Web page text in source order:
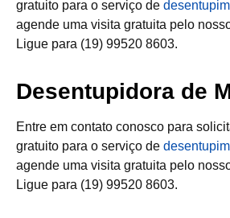
gratuito para o serviço de
agende uma visita gratuita pelo
Ligue para (19) 99520 8603.
Desentupidora de
Entre em contato conosco para
gratuito para o serviço de
agende uma visita gratuita pelo
Ligue para (19) 99520 8603.